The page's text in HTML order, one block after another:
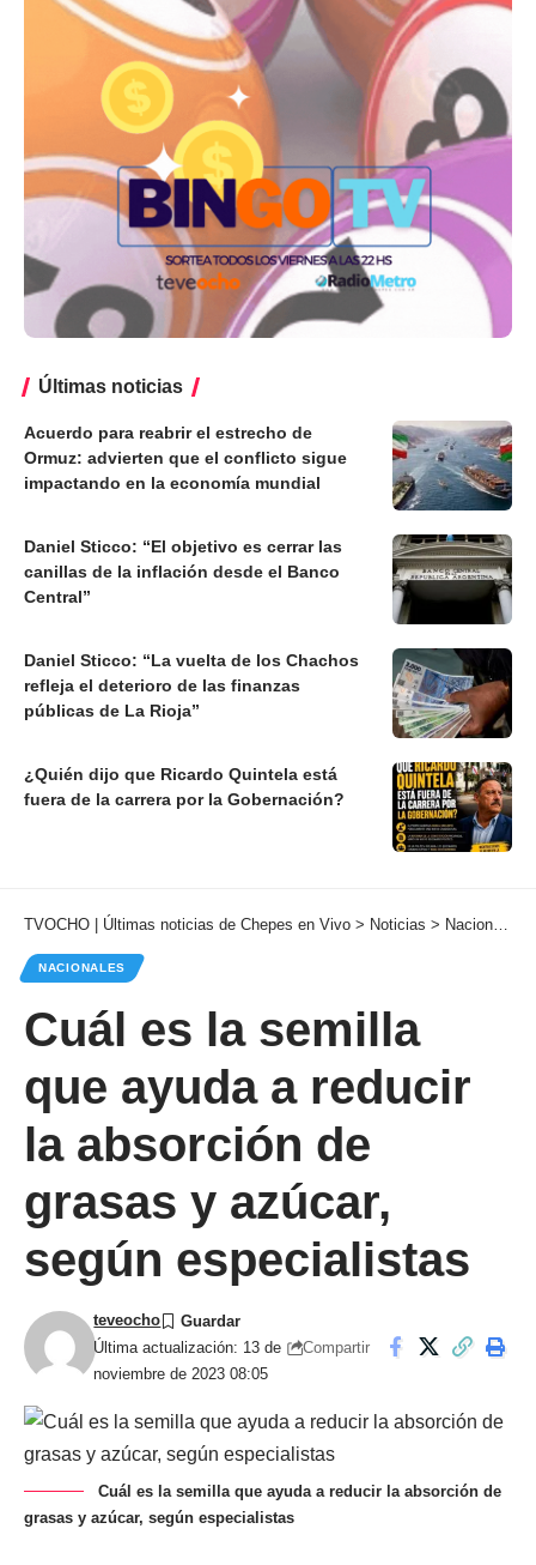
Últimas noticias
Acuerdo para reabrir el estrecho de
Ormuz: advierten que el conflicto sigue
impactando en la economía mundial
Daniel Sticco: “El objetivo es cerrar las
canillas de la inflación desde el Banco
Central”
Daniel Sticco: “La vuelta de los Chachos
refleja el deterioro de las finanzas
públicas de La Rioja”
¿Quién dijo que Ricardo Quintela está
fuera de la carrera por la Gobernación?
TVOCHO | Últimas noticias de Chepes en Vivo > Noticias > Nacionales
NACIONALES
Cuál es la semilla
que ayuda a reducir
la absorción de
grasas y azúcar,
según especialistas
Última actualización: 13 de
noviembre de 2023 08:05
teveocho
Compartir
Cuál es la semilla que ayuda a reducir la absorción de
grasas y azúcar, según especialistas